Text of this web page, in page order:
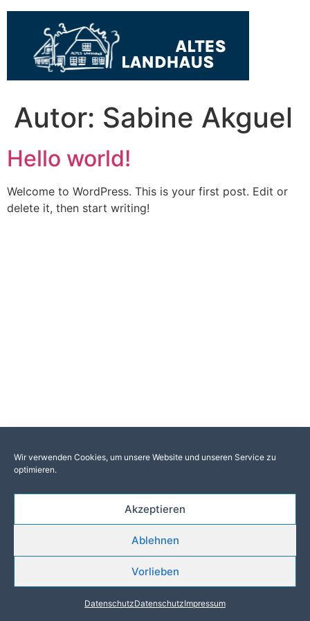
Wir verwenden Cookies, um unsere Website und unseren Service zu
optimieren.
Akzeptieren
Ablehnen
Vorlieben
DatenschutzDatenschutzImpressum
Autor: Sabine Akguel
Hello world!
Welcome to WordPress. This is your first post. Edit or
delete it, then start writing!